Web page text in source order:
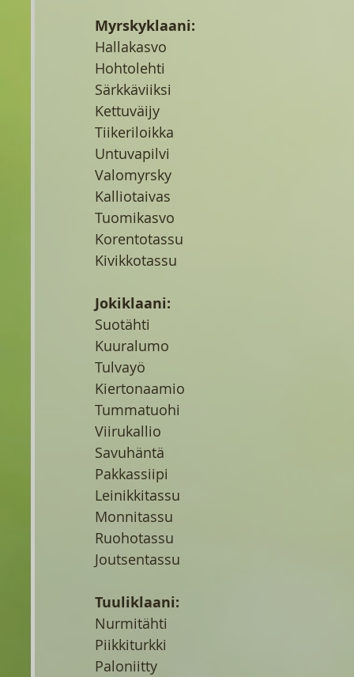
Myrskyklaani:
Hallakasvo
Hohtolehti
Särkkäviiksi
Kettuväijy
Tiikeriloikka
Untuvapilvi
Valomyrsky
Kalliotaivas
Tuomikasvo
Korentotassu
Kivikkotassu
Jokiklaani:
Suotähti
Kuuralumo
Tulvayö
Kiertonaamio
Tummatuohi
Viirukallio
Savuhäntä
Pakkassiipi
Leinikkitassu
Monnitassu
Ruohotassu
Joutsentassu
Tuuliklaani:
Nurmitähti
Piikkiturkki
Paloniitty